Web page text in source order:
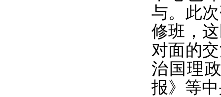
与。此
修班，
对面的
治国理
报》等